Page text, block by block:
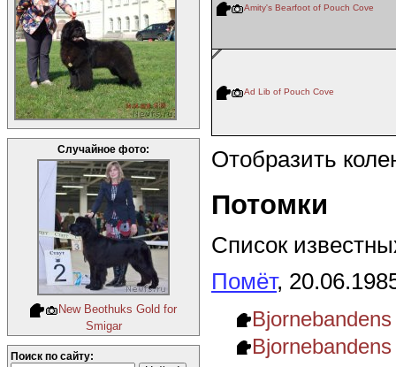
Случайное фото:
New Beothuks Gold for
Smigar
Поиск по сайту:
Amity's Bearfoot of Pouch Cove
Ad Lib of Pouch Cove
Отобразить
Потомки
Список
Помёт,